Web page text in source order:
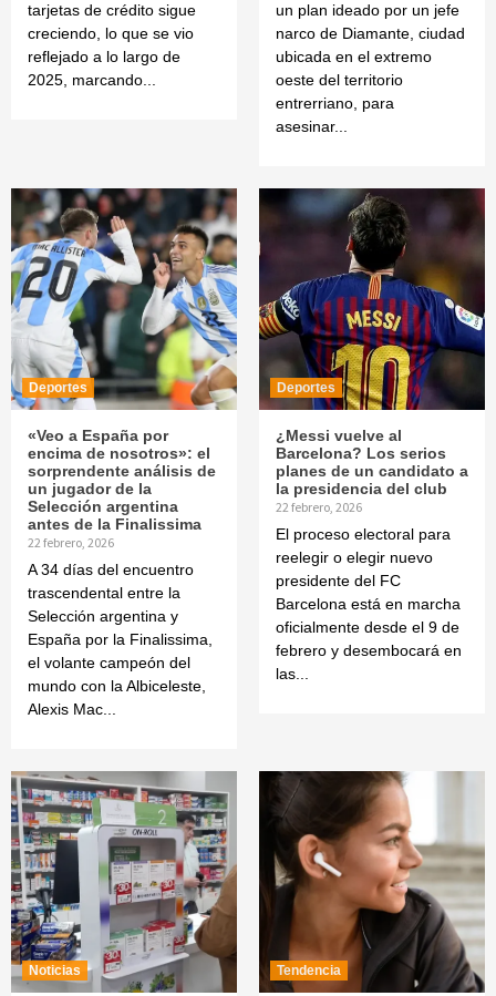
tarjetas de crédito sigue
creciendo, lo que se vio
reflejado a lo largo de
2025, marcando...
un plan ideado por un jefe
narco de Diamante, ciudad
ubicada en el extremo
oeste del territorio
entrerriano, para
asesinar...
Deportes
«Veo a España por
encima de nosotros»: el
sorprendente análisis de
un jugador de la
Selección argentina
antes de la Finalissima
22 febrero, 2026
A 34 días del encuentro
trascendental entre la
Selección argentina y
España por la Finalissima,
el volante campeón del
mundo con la Albiceleste,
Alexis Mac...
Deportes
¿Messi vuelve al
Barcelona? Los serios
planes de un candidato a
la presidencia del club
22 febrero, 2026
El proceso electoral para
reelegir o elegir nuevo
presidente del FC
Barcelona está en marcha
oficialmente desde el 9 de
febrero y desembocará en
las...
Noticias Tendencia